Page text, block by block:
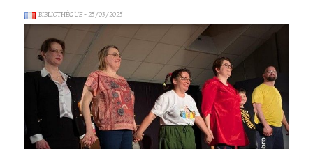
BIBLIOTHÈQUE- 25/03/2025